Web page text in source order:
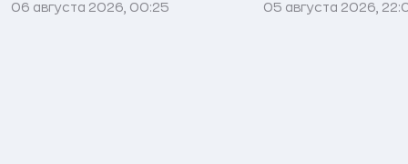
06 августа 2026, 00:25 05 августа 2026,